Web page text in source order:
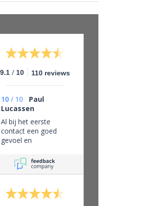
9.1 / 10 110 reviews
10 / 10
Paul
Lucassen
Al bij het eerste
contact een goed
gevoel en
bedrijf, eerlijk zaken
doen en leveren wat
je belooft.